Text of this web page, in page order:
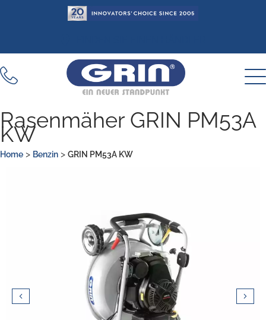
Rasenmäher GRIN PM53A
KW
Home > Benzin > GRIN PM53A KW